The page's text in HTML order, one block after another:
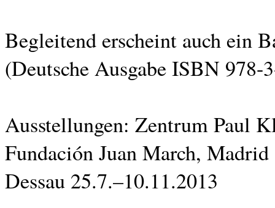
Begleitend erscheint auch ein
(Deutsche Ausgabe ISBN 978-
Ausstellungen: Zentrum Paul
Fundación Juan March,
Dessau 25.7.–10.11.2013